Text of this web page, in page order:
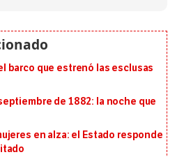
barco que estrenó las esclusas
de 1882: la noche que
en alza: el Estado responde